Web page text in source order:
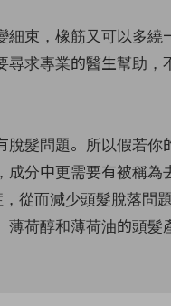
細束，橡筋又可以多繞
尋求專業的醫生幫助，
脫髮問題。所以假若你
成分中更需要有被稱為
從而減少頭髮脫落問
荷醇和薄荷油的頭髮